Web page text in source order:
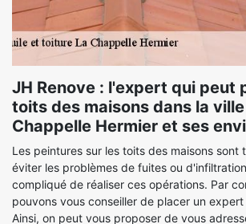
JH Renove : l'expert qui peut
toits des maisons dans la
Chappelle Hermier et ses
Les peintures sur les toits des maisons sont
éviter les problèmes de fuites ou
compliqué de réaliser ces opérations. Par
pouvons vous conseiller de placer un
Ainsi, on peut vous proposer de vous